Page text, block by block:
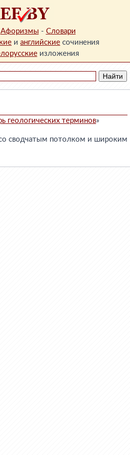
Афоризмы - Словари
и английские сочинения
изложения
геологических терминов»
со сводчатым потолком и широким